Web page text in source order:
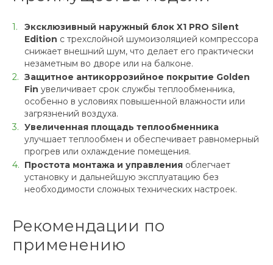
Эксклюзивный наружный блок X1 PRO Silent
Edition с трехслойной шумоизоляцией компрессора
снижает внешний шум, что делает его практически
незаметным во дворе или на балконе.
Защитное антикоррозийное покрытие Golden
Fin увеличивает срок службы теплообменника,
особенно в условиях повышенной влажности или
загрязнений воздуха.
Увеличенная площадь теплообменника
улучшает теплообмен и обеспечивает равномерный
прогрев или охлаждение помещения.
Простота монтажа и управления облегчает
установку и дальнейшую эксплуатацию без
необходимости сложных технических настроек.
Рекомендации по
применению